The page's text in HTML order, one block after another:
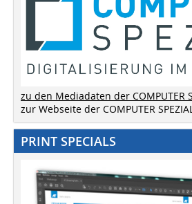
zu den Mediadaten der COMPUTER
zur Webseite der COMPUTER
PRINT SPECIALS